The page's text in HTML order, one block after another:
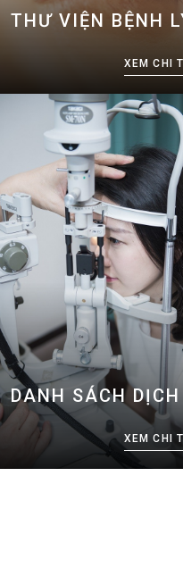
THƯ VIỆN BỆNH
XEM CHI
DANH SÁCH
XEM CHI